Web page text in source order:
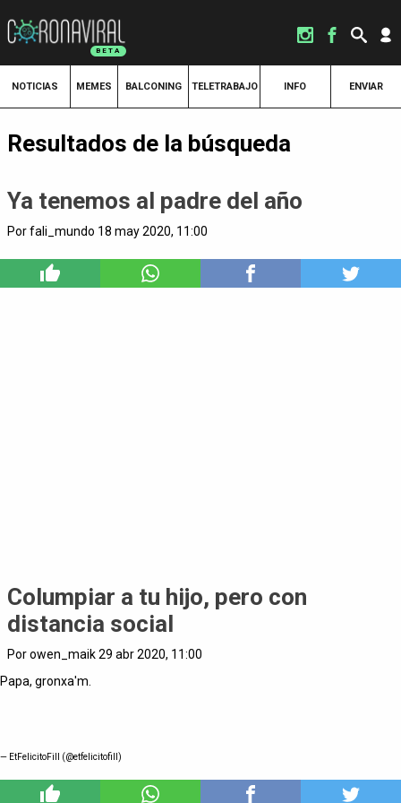
NOTICIAS MEMES BALCONING TELETRABAJO INFO ENVIAR
Resultados de la búsqueda
Ya tenemos al padre del año
Por fali_mundo 18 may 2020, 11:00
Columpiar a tu hijo, pero con
distancia social
Por owen_maik 29 abr 2020, 11:00
Papa, gronxa'm.
— EtFelicitoFill (@etfelicitofill)